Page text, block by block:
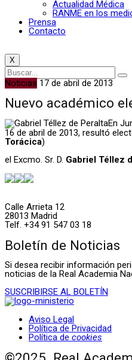
Actualidad Médica
RANME en los
Prensa
Contacto
X
Noticias 17 de abril de 2013
Nuevo académico
En
16 de abril de 2013, resultó
Torácica)
el Excmo. Sr. D. Gabriel Téllez
Calle Arrieta 12
28013 Madrid
Telf. +34 91 547 03 18
Boletín de Noticias
Si desea recibir información
noticias de la Real Academia
SUSCRIBIRSE AL BOLETÍN
Aviso Legal
Política de Privacidad
Política de cookies